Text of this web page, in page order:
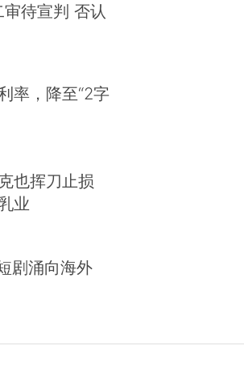
待宣判 否认
率，降至“2字
也挥刀止损
业
剧涌向海外